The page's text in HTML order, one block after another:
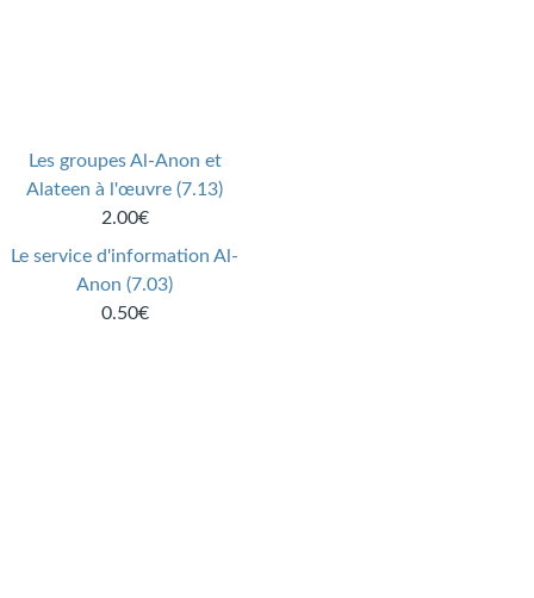
Les groupes Al-Anon et
Alateen à l'œuvre (7.13)
2.00€
Le service d'information Al-
Anon (7.03)
0.50€